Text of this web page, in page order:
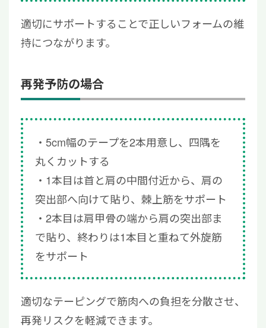
適切にサポートすることで正しいフォームの維
持につながります。
再発予防の場合
5cm幅のテープを2本用意し、四隅を
丸くカットする
1本目は首と肩の中間付近から、肩の
突出部へ向けて貼り、棘上筋をサポート
2本目は肩甲骨の端から肩の突出部ま
で貼り、終わりは1本目と重ねて外旋筋
をサポート
適切なテーピングで筋肉への負担を分散させ、
再発リスクを軽減できます。